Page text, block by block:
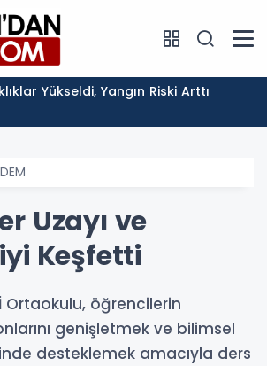
Yükseldi, Yangın Riski Arttı
Uzayı ve
Keşfetti
Ortaokulu, öğrencilerin
genişletmek ve bilimsel
desteklemek amacıyla ders